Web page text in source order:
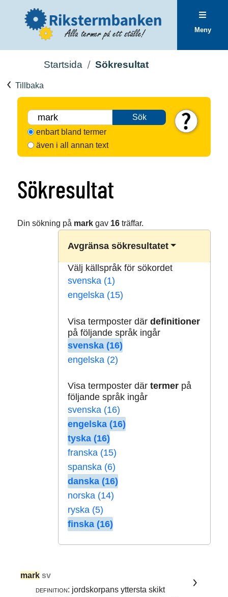
Meny
Startsida Sökresultat
Tillbaka
Sök
enbart bland termer
även i all annan text
Sökresultat
Din sökning på markgav 16träffar.
Avgränsa sökresultatet
Välj källspråk för sökordet
svenska (1)
engelska (15)
Visa termposter där definitioner
på följande språk ingår
svenska (16)
engelska (2)
Visa termposter där termerpå
följande språk ingår
svenska (16)
engelska (16)
tyska (16)
franska (15)
spanska (6)
danska (16)
norska (14)
ryska (5)
finska (16)
mark sv
definition: jordskorpans yttersta skikt